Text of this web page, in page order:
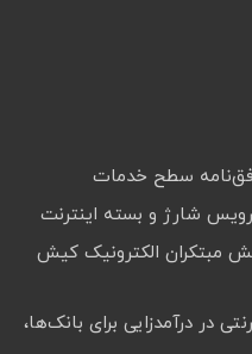
شارژ و بسته اینترنت
مبتکران الکترونیک کیش
در درآمدزایی برای بانک‌ها،